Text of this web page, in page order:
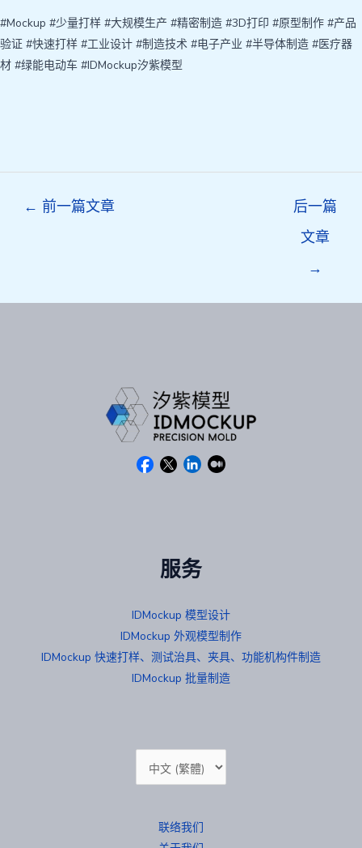
#Mockup #少量打样 #大规模生产 #精密制造 #3D打印 #原型制作 #产品
验证 #快速打样 #工业设计 #制造技术 #电子产业 #半导体制造 #医疗器
材 #绿能电动车 #IDMockup汐紫模型
← 前一篇文章
后一篇
文章
→
服务
IDMockup 模型设计
IDMockup 外观模型制作
IDMockup 快速打样、测试治具、夹具、功能机构件制造
IDMockup 批量制造
择
联络我们